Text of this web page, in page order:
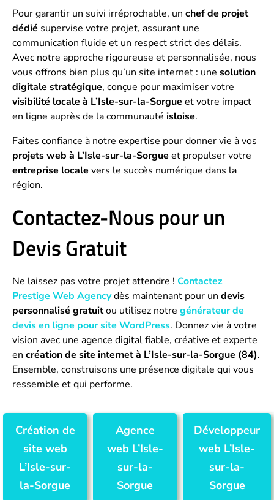
Pour garantir un suivi irréprochable, un chef de projet
dédié supervise votre projet, assurant une
communication fluide et un respect strict des délais.
Avec notre approche rigoureuse et personnalisée, nous
vous offrons bien plus qu’un site internet : une solution
digitale stratégique, conçue pour maximiser votre
visibilité locale à L’Isle-sur-la-Sorgue et votre impact
en ligne auprès de la communauté isloise.
Faites confiance à notre expertise pour donner vie à vos
projets web à L’Isle-sur-la-Sorgue et propulser votre
entreprise locale vers le succès numérique dans la
région.
Contactez-Nous pour un
Devis Gratuit
Ne laissez pas votre projet attendre ! Contactez
Prestige Web Agencydès maintenant pour un devis
personnalisé gratuitou utilisez notre générateur de
devis en ligne pour site WordPress. Donnez vie à votre
vision avec une agence digital fiable, créative et experte
en création de site internet à L’Isle-sur-la-Sorgue (84).
Ensemble, construisons une présence digitale qui vous
ressemble et qui performe.
Création de
site web
L’Isle-sur-
la-Sorgue
Agence
web L’Isle-
sur-la-
Sorgue
Développeur
web L’Isle-
sur-la-
Sorgue